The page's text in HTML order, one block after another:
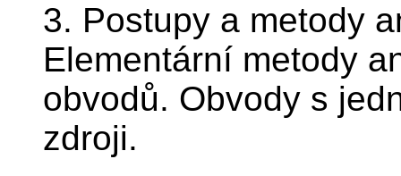
3. Postupy a metody
Elementární metody
obvodů. Obvody s
zdroji.